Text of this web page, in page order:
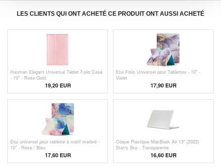
LES CLIENTS QUI ONT ACHETÉ CE PRODUIT ONT AUSSI ACHETÉ
Hanman Elegant Universal Tablet Folio Case
- 10" - Rose Gold
19,20 EUR
Etui Folio Universel pour Tablettes - 10" -
Violet
17,90 EUR
Étui universel pour tablette à motif marbré -
10" - Rose / Bleu
17,60 EUR
Coque Plastique MacBook Air 13" (2022)
Starry Sky - Transparente
16,60 EUR